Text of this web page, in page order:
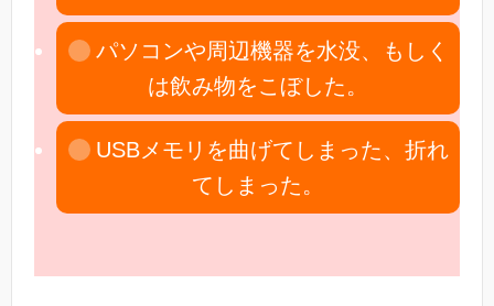
パソコンや周辺機器を水没、もしく
は飲み物をこぼした。
USBメモリを曲げてしまった、折れ
てしまった。